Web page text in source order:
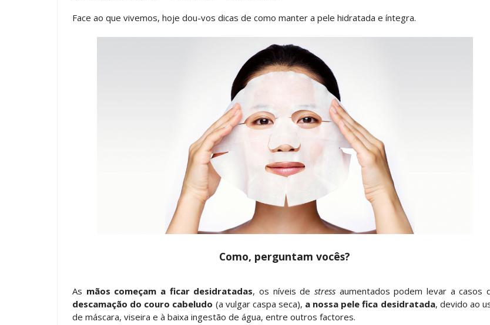
Face ao que vivemos, hoje dou-vos dicas de como manter a pele hidratada e íntegra.
Como, perguntam vocês?
As mãos começam a ficar desidratadas, os níveis destress aumentados podem levar a casos
descamação do couro cabeludo (a vulgar caspa seca), a nossa pele fica desidratada, devido ao
de máscara, viseira e à baixa ingestão de água, entre outros factores.